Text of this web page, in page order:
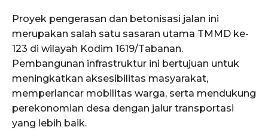
Proyek pengerasan dan betonisasi jalan ini
merupakan salah satu sasaran utama TMMD ke-
123 di wilayah Kodim 1619/Tabanan.
Pembangunan infrastruktur ini bertujuan untuk
meningkatkan aksesibilitas masyarakat,
memperlancar mobilitas warga, serta mendukung
perekonomian desa dengan jalur transportasi
yang lebih baik.